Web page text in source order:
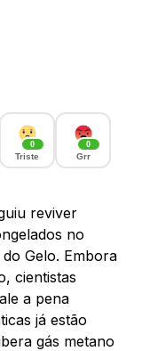
0
Triste
0
Grr
reviver
no
Gelo. Embora
cientistas
a pena
já estão
gás metano